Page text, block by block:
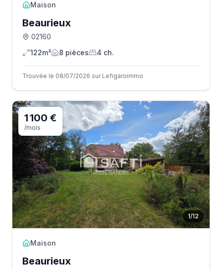
Maison
Beaurieux
02160
122m²
8 pièces 4 ch.
Trouvée le 08/07/2026 sur Lefigaroimmo
1/12
1 100 €
/mois
Maison
Beaurieux